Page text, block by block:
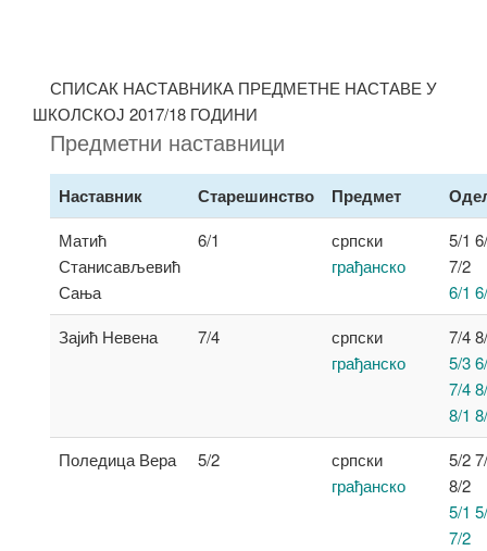
СПИСАК НАСТАВНИКА ПРЕДМЕТНЕ НАСТАВЕ У
ШКОЛСКОЈ 2017/18 ГОДИНИ
Предметни наставници
Наставник Старешинство Предмет
Матић
Станисављевић
Сања
6/1
српски
грађанско
5/1
7/2
6/1
Зајић Невена
7/4
српски
грађанско
7/4
5/3
7/4
8/1
Поледица Вера
5/2
српски
грађанско
5/2
8/2
5/1
7/2